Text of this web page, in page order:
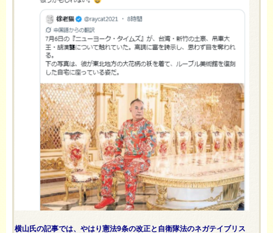
横山氏の記事では、やはり憲法9条の改正と自衛隊法のネガテイブリス